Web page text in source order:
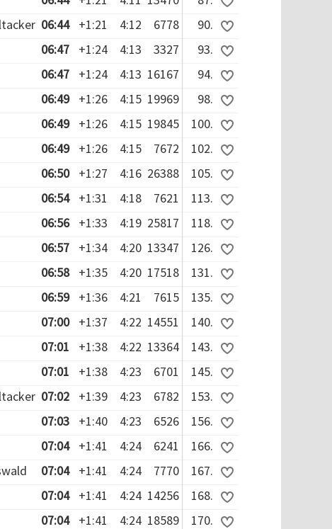
06:44 +1:21 4:12 6778
90.
06:47 +1:24 4:13 3327
93.
06:47 +1:24 4:13 16167
94.
06:49 +1:26 4:15 19969
98.
06:49 +1:26 4:15 19845
100.
06:49 +1:26 4:15 7672
102.
06:50 +1:27 4:16 26388
105.
06:54 +1:31 4:18 7621
113.
06:56 +1:33 4:19 25817
118.
06:57 +1:34 4:20 13347
126.
06:58 +1:35 4:20 17518
131.
06:59 +1:36 4:21 7615
135.
07:00 +1:37 4:22 14551
140.
07:01 +1:38 4:22 13364
143.
07:01 +1:38 4:23 6701
145.
07:02 +1:39 4:23 6782
153.
07:03 +1:40 4:23 6526
156.
07:04 +1:41 4:24 6241
166.
07:04 +1:41 4:24 7770
167.
07:04 +1:41 4:24 14256
168.
07:04 +1:41 4:24 18589
170.